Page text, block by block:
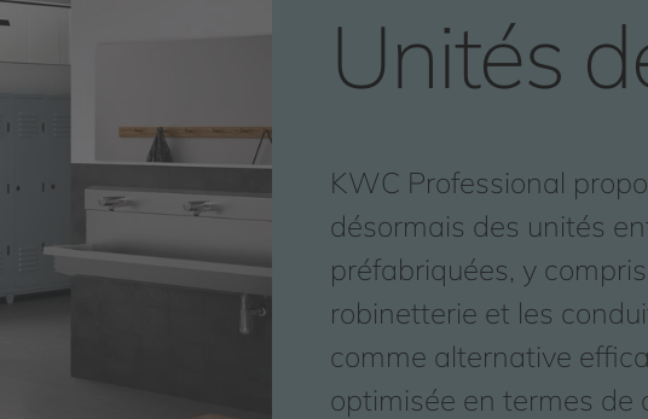
Unités
KWC Professional
désormais des unités
préfabriquées, y
robinetterie et les
comme alternative
optimisée en termes de